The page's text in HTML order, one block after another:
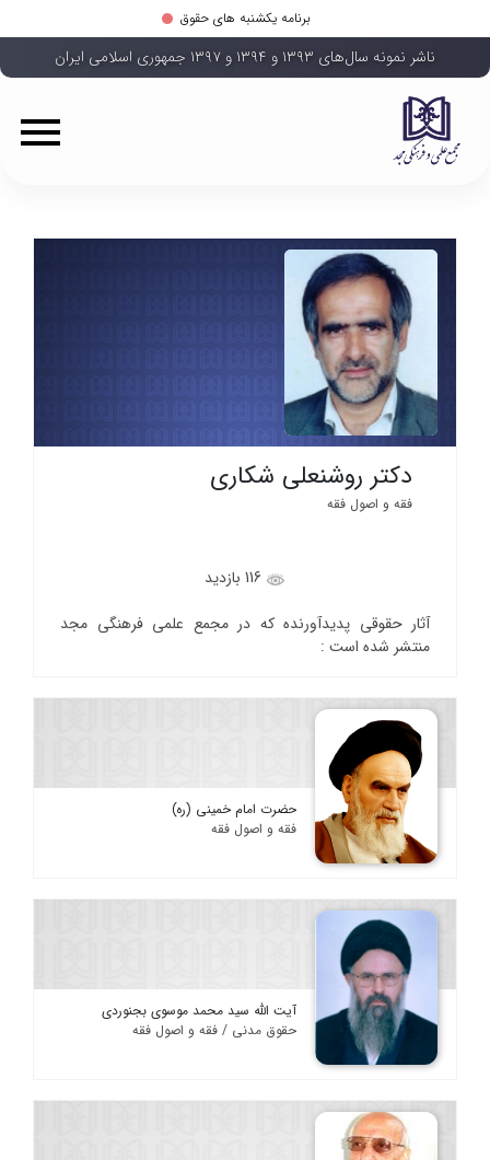
برنامه یکشنبه های حقوق
ناشر نمونه سال‌های ۱۳۹۳ و ۱۳۹۴ و ۱۳۹۷ جمهوری اسلامی ایران
دکتر روشنعلی شکاری
فقه و اصول فقه
آثار حقوقی پدیدآورنده که در مجمع علمی فرهنگی مجد
منتشر شده است :
حضرت امام خمینی (ره)
فقه و اصول فقه
آیت الله سید محمد موسوی بجنوردی
حقوق مدنی / فقه و اصول فقه